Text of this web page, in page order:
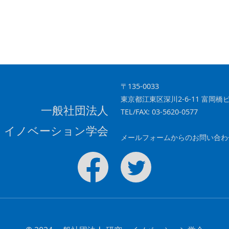
一般社団法人
イノベーション学会
〒135-0033
東京都江東区深川2-6-11 富岡橋
TEL/FAX: 03-5620-0577
メールフォームからのお問い合